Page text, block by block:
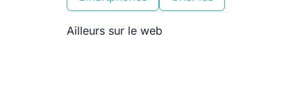
Ailleurs sur le web